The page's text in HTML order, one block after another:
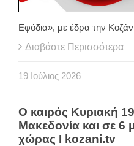
Εφόδια», με έδρα την
Διαβάστε Περισσότερα
19 Ιούλιος 2026
Ο καιρός Κυριακή
Μακεδονία και σε 6
χώρας Ι kozani.tv